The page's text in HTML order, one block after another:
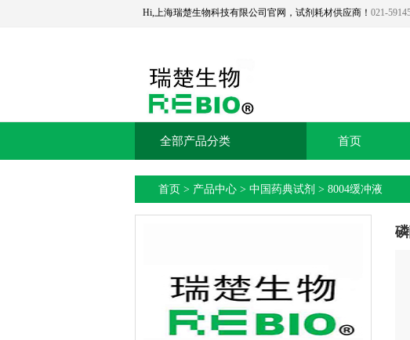
Hi,上海瑞楚生物科技有限公司官网，试剂耗材供应商！ 021-
全部产品分类 首页
首页 > 产品中心 > 中国药典试剂 > 8004缓冲液